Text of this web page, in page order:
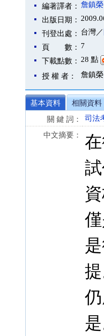
編著譯者： 詹鎮榮
出版日期：
刊登出處： 台灣／
頁 數： 7
下載點數： 28 點
授 權 者： 詹鎮榮
基本資料
相關資料
關 鍵 詞：
司法
中文摘要：